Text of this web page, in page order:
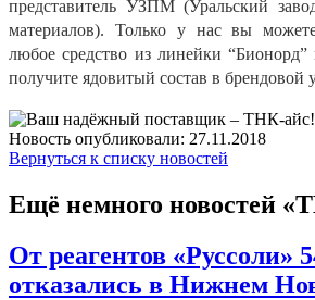
представитель УЗПМ (Уральский
материалов). Только у нас вы
любое средство из линейки
получите ядовитый состав в брендовой
Новость опубликовали: 27.11.2018
Вернуться к списку новостей
Ещё немного новостей
От реагентов «Руссоли»
отказались в Нижнем